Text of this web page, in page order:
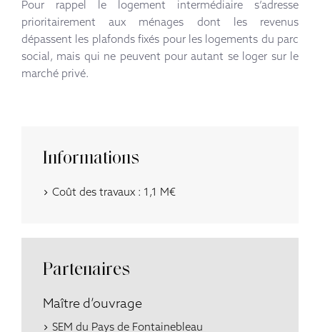
Pour rappel le logement intermédiaire s’adresse
prioritairement aux ménages dont les revenus
dépassent les plafonds fixés pour les logements du parc
social, mais qui ne peuvent pour autant se loger sur le
marché privé.
Informations
Coût des travaux : 1,1 M€
Partenaires
Maître d’ouvrage
SEM du Pays de Fontainebleau